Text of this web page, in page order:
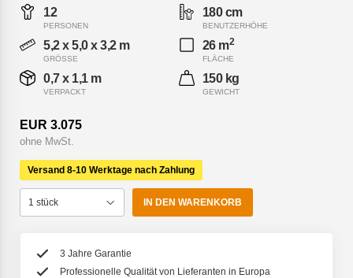
12
PERSONEN
180 cm
BENUTZERHÖHE
5,2 x 5,0 x 3,2 m
GRÖSSE
26 m2
FLÄCHE
0,7 x 1,1 m
VERPACKT
150 kg
GEWICHT
EUR 3.075
ohne MwSt.
Versand 8-10 Werktage nach Zahlung
IN DEN WARENKORB
3 Jahre Garantie
Professionelle Qualität von Lieferanten in Europa